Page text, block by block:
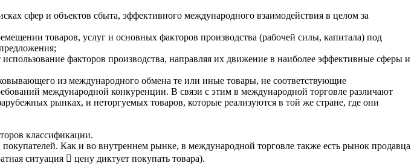
сфер и объектов сбыта, эффективного международного взаимодействия в целом за
товаров, услуг и основных факторов производства (рабочей силы, капитала) под
факторов производства, направляя их движение в наиболее эффективные сферы и
из международного обмена те или иные товары, не соответствующие
международной конкуренции. В связи с этим в международной торговле различают
рынках, и неторгуемых товаров, которые реализуются в той же стране, где они
классификации.
Как и во внутреннем рынке, в международной торговле также есть рынок продавца
ситуация  цену диктует покупать товара).